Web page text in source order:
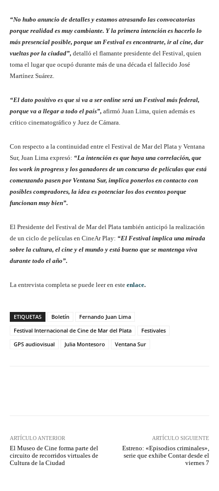
“No hubo anuncio de detalles y estamos atrasando las convocatorias
porque realidad es muy cambiante. Y la primera intención es hacerlo lo
más presencial posible, porque un Festival es encontrarte, ir al cine, dar
vueltas por la ciudad”, detalló el flamante presidente del Festival, quien
toma el lugar que ocupó durante más de una década el fallecido José
Martínez Suárez.
“El dato positivo es que si va a ser online será un Festival más federal,
porque va a llegar a todo el país”, afirmó Juan Lima, quien además es
crítico cinematográfico y Juez de Cámara.
Con respecto a la continuidad entre el Festival de Mar del Plata y Ventana
Sur, Juan Lima expresó: “La intención es que haya una correlación, que
los work in progress y los ganadores de un concurso de películas que está
comenzando pasen por Ventana Sur, implica ponerlos en contacto con
posibles compradores, la idea es potenciar los dos eventos porque
funcionan muy bien”.
El Presidente del Festival de Mar del Plata también anticipó la realización
de un ciclo de películas en CineAr Play: “El Festival implica una mirada
sobre la cultura, el cine y el mundo y está bueno que se mantenga viva
durante todo el año”.
La entrevista completa se puede leer en este enlace.
ETIQUETAS Boletín
Fernando Juan Lima
Festival Internacional de Cine de Mar del Plata
Festivales
GPS audiovisual
Julia Montesoro Ventana Sur
ARTÍCULO ANTERIOR
El Museo de Cine forma parte del
circuito de recorridos virtuales de
Cultura de la Ciudad
ARTÍCULO SIGUIENTE
Estreno: «Episodios criminales»,
serie que exhibe Contar desde el
viernes 7